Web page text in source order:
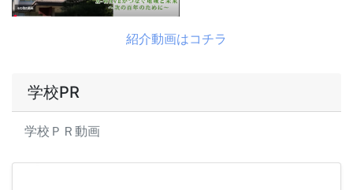
紹介動画はコチラ
学校PR
学校ＰＲ動画